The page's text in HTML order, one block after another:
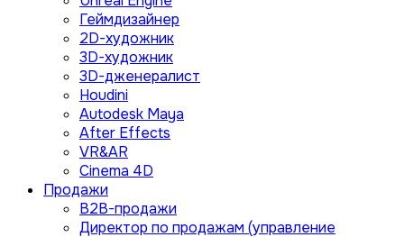
Геймдизайнер
2D-художник
3D-художник
3D-дженералист
Houdini
Autodesk Maya
After Effects
VR&AR
Cinema 4D
Продажи
B2B-продажи
Директор по продажам (управление